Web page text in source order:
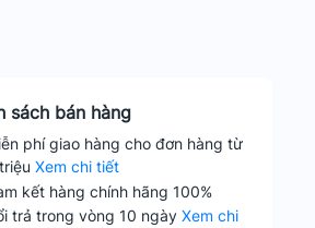
sách bán hàng
phí giao hàng cho đơn hàng từ
Xem chi tiết
kết hàng chính hãng 100%
trả trong vòng 10 ngàyXem chi